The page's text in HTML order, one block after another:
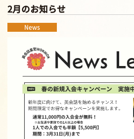
2月のお知らせ
News